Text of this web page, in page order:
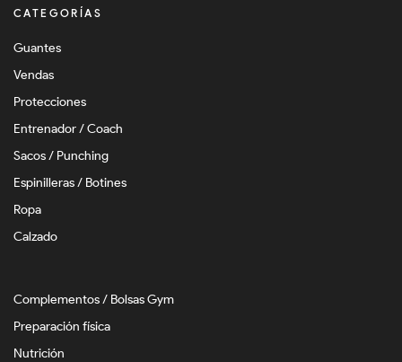
CATEGORÍAS
Guantes
Vendas
Protecciones
Entrenador / Coach
Sacos / Punching
Espinilleras / Botines
Ropa
Calzado
Complementos / Bolsas Gym
Preparación física
Nutrición